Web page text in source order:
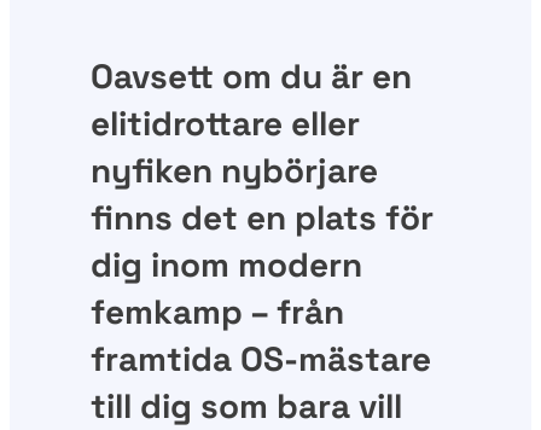
Oavsett om du är en
elitidrottare eller
nyfiken nybörjare
finns det en plats för
dig inom modern
femkamp – från
framtida OS-mästare
till dig som bara vill